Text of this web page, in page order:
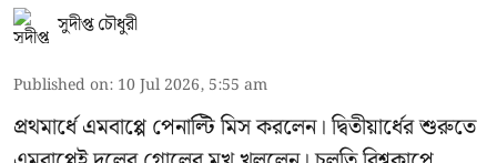
সুদীপ্ত চৌধুরী
Published on: 10 Jul 2026, 5:55 am
প্রথমার্ধে এমবাপ্পে পেনাল্টি মিস করলেন। দ্বিতীয়ার্ধের শুরুতে